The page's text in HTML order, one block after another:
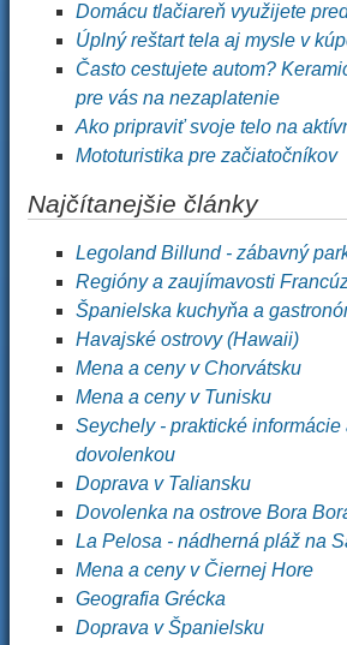
Domácu tlačiareň využijete
Úplný reštart tela aj mysle v
Často cestujete autom?
pre vás na nezaplatenie
Ako pripraviť svoje telo na
Mototuristika pre začiatočníkov
Najčítanejšie články
Legoland Billund - zábavný
Regióny a zaujímavosti
Španielska kuchyňa a
Havajské ostrovy (Hawaii)
Mena a ceny v Chorvátsku
Mena a ceny v Tunisku
Seychely - praktické informácie
dovolenkou
Doprava v Taliansku
Dovolenka na ostrove Bora
La Pelosa - nádherná pláž na
Mena a ceny v Čiernej Hore
Geografia Grécka
Doprava v Španielsku